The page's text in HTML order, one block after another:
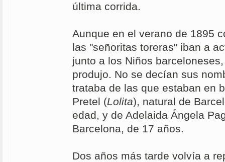
última corrida.
Aunque en el verano de 1895
las "señoritas toreras" iban a
junto a los Niños
produjo. No se decían sus
trataba de las que estaban en
Pretel (Lolita), natural de
edad, y de Adelaida Ángela
Barcelona, de 17 años.
Dos años más tarde volvía a